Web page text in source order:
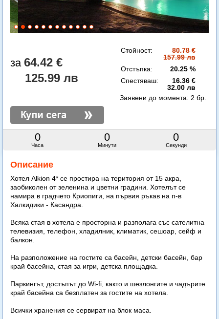
64.42 €
125.99 лв
Стойност:
80.78 €
157.99 лв
Отстъпка:
20.25 %
Спестяваш:
16.36 €
32.00 лв
0
Часа
0
Минути
0
Секунди
Заявени до момента: 2 бр.
Описание
Хотел Alkion 4* се простира на територия от 15 акра,
заобиколен от зеленина и цветни градини. Хотелът се
намира в градчето Криопиги, на първия ръкав на п-в
Халкидики - Касандра.
Всяка стая в хотела е просторна и разполага със сателитна
телевизия, телефон, хладилник, климатик, сешоар, сейф и
балкон.
На разположение на гостите са басейн, детски басейн, бар
край басейна, стая за игри, детска площадка.
Паркингът, достъпът до Wi-fi, както и шезлонгите и чадърите
край басейна са безплатен за гостите на хотела.
Всички хранения се сервират на блок маса.